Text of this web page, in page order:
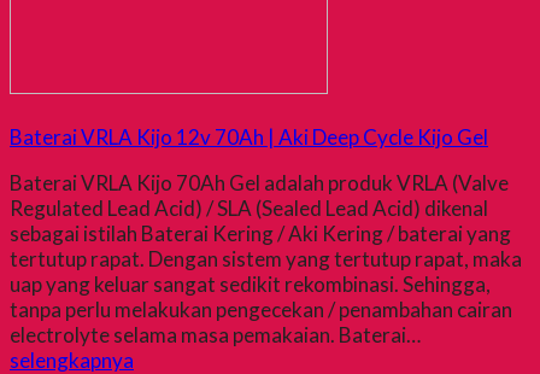
Baterai VRLA Kijo 12v 70Ah | Aki Deep Cycle Kijo Gel
Baterai VRLA Kijo 70Ah Gel adalah produk VRLA (Valve
Regulated Lead Acid) / SLA (Sealed Lead Acid) dikenal
sebagai istilah Baterai Kering / Aki Kering / baterai yang
tertutup rapat. Dengan sistem yang tertutup rapat, maka
uap yang keluar sangat sedikit rekombinasi. Sehingga,
tanpa perlu melakukan pengecekan / penambahan cairan
electrolyte selama masa pemakaian. Baterai…
selengkapnya